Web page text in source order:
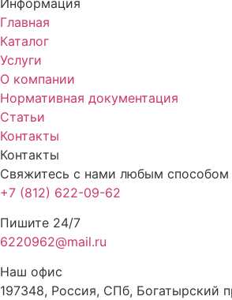
Главная
Каталог
Услуги
О компании
Нормативная документация
Статьи
Контакты
Контакты
Свяжитесь с нами любым способом
+7 (812) 622-09-62
Пишите 24/7
6220962@mail.ru
Наш офис
197348, Россия, СПб, Богатырский